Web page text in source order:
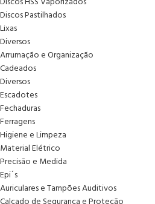
Discos Pastilhados
Lixas
Diversos
Arrumação e Organização
Cadeados
Diversos
Escadotes
Fechaduras
Ferragens
Higiene e Limpeza
Material Elétrico
Precisão e Medida
Epi´s
Auriculares e Tampões Auditivos